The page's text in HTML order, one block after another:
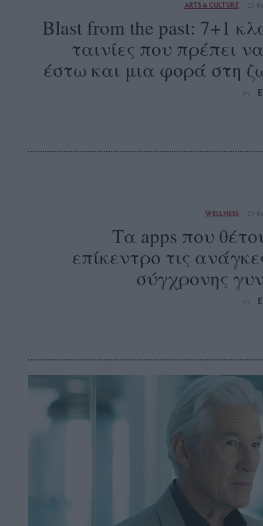
ARTS & CULTURE 23
Blast from the past: 7+1
ταινίες που πρέπει
έστω και μια φορά στη
by
WELLNESS 23
Τα apps που
επίκεντρο τις
σύγχρονης
by